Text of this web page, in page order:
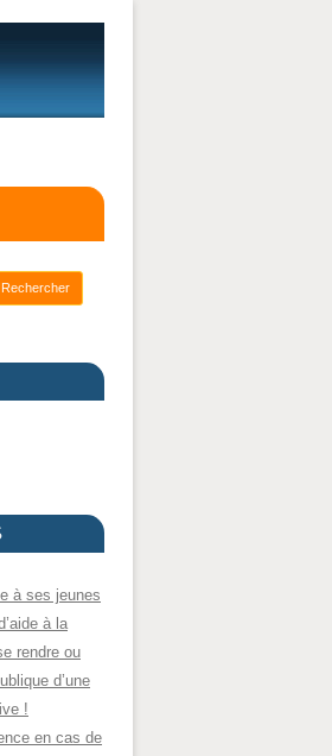
à ses jeunes
à la
rendre ou
d’une
!
en cas de